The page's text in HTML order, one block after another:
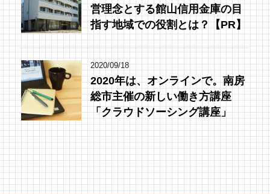
営理念とする館山信用金庫の目
指す地域での役割とは？【PR】
2020/09/18
2020年は、オンラインで。南房
総市主催の新しい働き方講座
「クラウドソーシング講座」